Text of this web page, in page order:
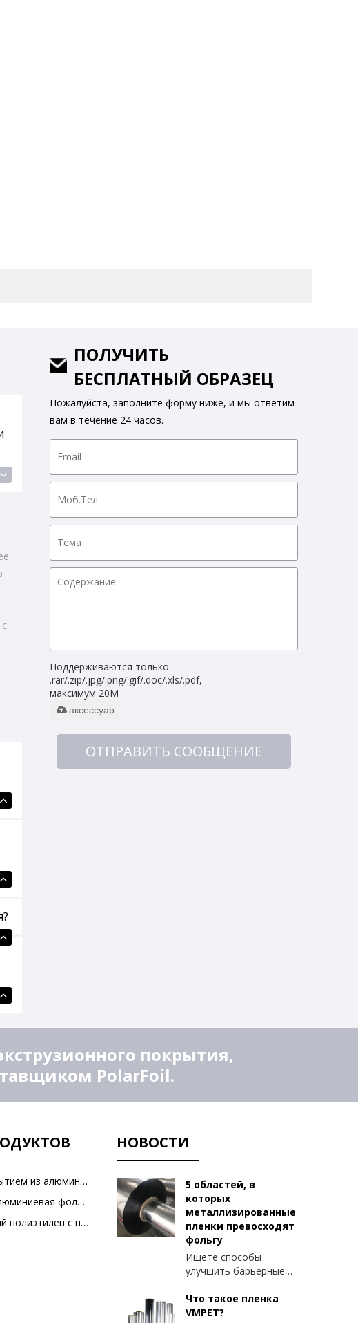
ПОЛУЧИТЬ
БЕСПЛАТНЫЙ ОБРАЗЕЦ
Пожалуйста, заполните форму ниже, и мы ответим
вам в течение 24 часов.
Поддерживаются только
.rar/.zip/.jpg/.png/.gif/.doc/.xls/.pdf,
максимум 20M
аксессуар
ОТПРАВИТЬ СООБЩЕНИЕ
покрытия,
PolarFoil.
Полиэтилен с покрытием из алюминиевой фольги
Ламинированная алюминиевая фольга
Металлизированный полиэтилен с покрытием из ПЭТ-пленки
НОВОСТИ
5 областей, в
которых
металлизированные
пленки превосходят
фольгу
Ищете способы
улучшить барьерные
упаковки? Вот
некоторые факторы,
Что такое пленка
VMPET?